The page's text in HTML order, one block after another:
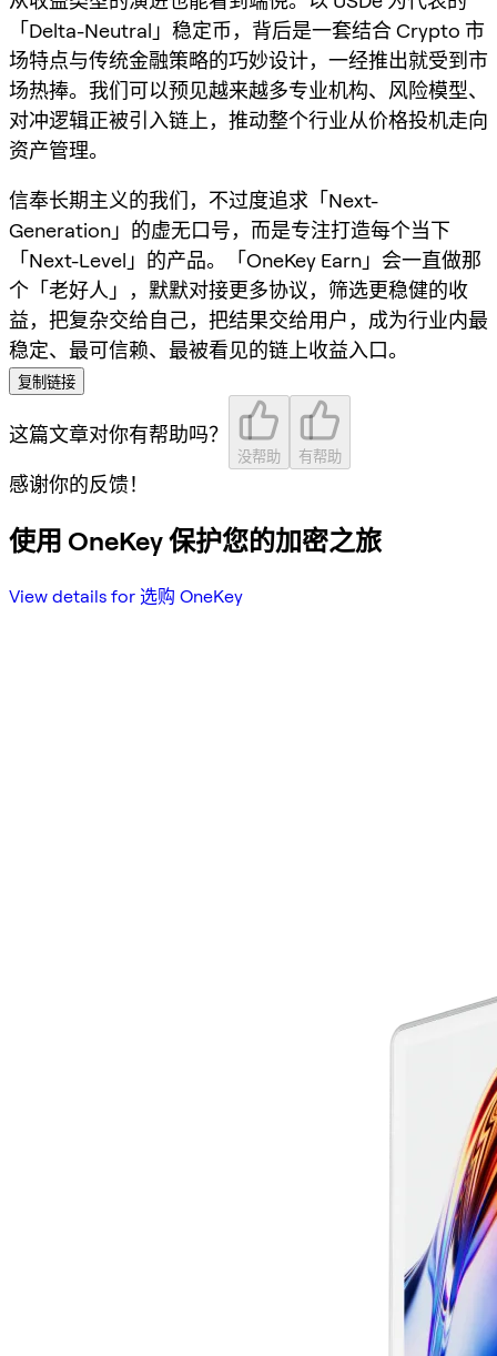
「Delta-Neutral」稳定币，背后是一套结合 Crypto 市
场特点与传统金融策略的巧妙设计，一经推出就受到市
场热捧。我们可以预见越来越多专业机构、风险模型、
对冲逻辑正被引入链上，推动整个行业从价格投机走向
资产管理。
信奉长期主义的我们，不过度追求「Next-
Generation」的虚无口号，而是专注打造每个当下
「Next-Level」的产品。「OneKey Earn」会一直做那
个「老好人」，默默对接更多协议，筛选更稳健的收
益，把复杂交给自己，把结果交给用户，成为行业内最
稳定、最可信赖、最被看见的链上收益入口。
复制链接
这篇文章对你有帮助吗？
没帮助 有帮助
感谢你的反馈！
使用 OneKey 保护您的加密之旅
View details for 选购 OneKey